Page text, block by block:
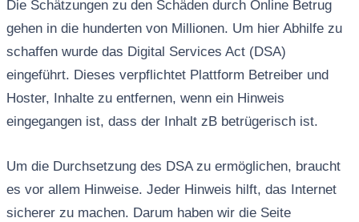
Die Schätzungen zu den Schäden durch Online Betrug
gehen in die hunderten von Millionen. Um hier Abhilfe zu
schaffen wurde das Digital Services Act (DSA)
eingeführt. Dieses verpflichtet Plattform Betreiber und
Hoster, Inhalte zu entfernen, wenn ein Hinweis
eingegangen ist, dass der Inhalt zB betrügerisch ist.
Um die Durchsetzung des DSA zu ermöglichen, braucht
es vor allem Hinweise. Jeder Hinweis hilft, das Internet
sicherer zu machen. Darum haben wir die Seite